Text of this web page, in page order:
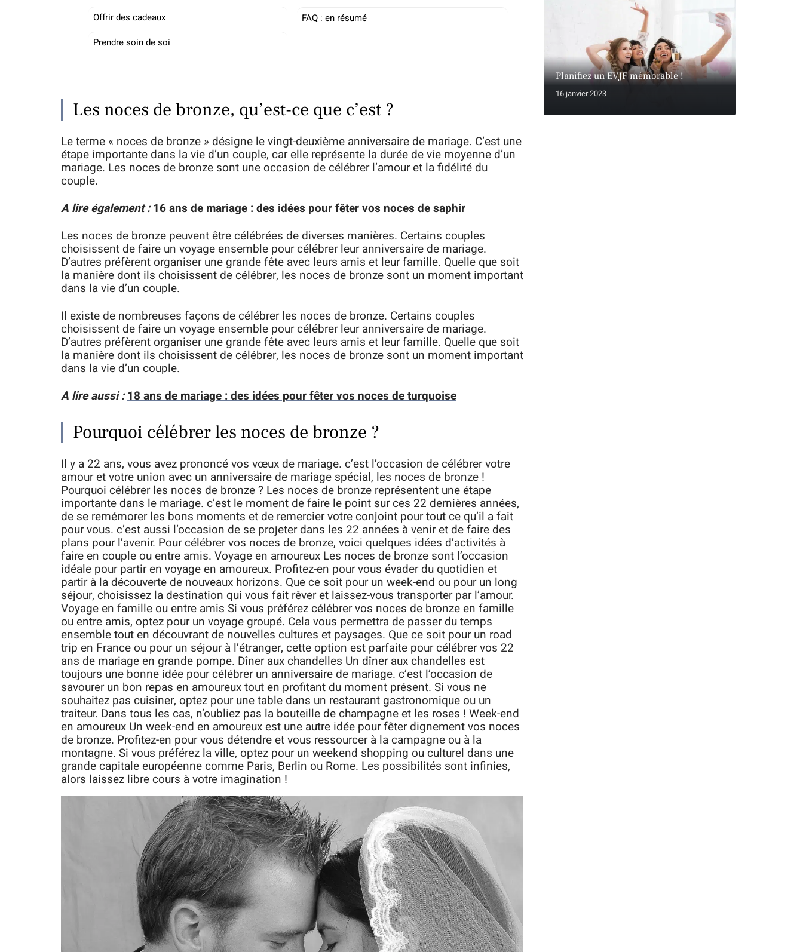
Offrir des cadeaux
Prendre soin de soi
FAQ : en résumé
Les noces de bronze, qu’est-ce que c’est ?
Le terme « noces de bronze » désigne le vingt-deuxième anniversaire de mariage. C’est une
étape importante dans la vie d’un couple, car elle représente la durée de vie moyenne d’un
mariage. Les noces de bronze sont une occasion de célébrer l’amour et la fidélité du
couple.
A lire également :16 ans de mariage : des idées pour fêter vos noces de saphir
Les noces de bronze peuvent être célébrées de diverses manières. Certains couples
choisissent de faire un voyage ensemble pour célébrer leur anniversaire de mariage.
D’autres préfèrent organiser une grande fête avec leurs amis et leur famille. Quelle que soit
la manière dont ils choisissent de célébrer, les noces de bronze sont un moment important
dans la vie d’un couple.
Il existe de nombreuses façons de célébrer les noces de bronze. Certains couples
choisissent de faire un voyage ensemble pour célébrer leur anniversaire de mariage.
D’autres préfèrent organiser une grande fête avec leurs amis et leur famille. Quelle que soit
la manière dont ils choisissent de célébrer, les noces de bronze sont un moment important
dans la vie d’un couple.
A lire aussi :18 ans de mariage : des idées pour fêter vos noces de turquoise
Pourquoi célébrer les noces de bronze ?
Il y a 22 ans, vous avez prononcé vos vœux de mariage. c’est l’occasion de célébrer votre
amour et votre union avec un anniversaire de mariage spécial, les noces de bronze !
Pourquoi célébrer les noces de bronze ? Les noces de bronze représentent une étape
importante dans le mariage. c’est le moment de faire le point sur ces 22 dernières années,
de se remémorer les bons moments et de remercier votre conjoint pour tout ce qu’il a fait
pour vous. c’est aussi l’occasion de se projeter dans les 22 années à venir et de faire des
plans pour l’avenir. Pour célébrer vos noces de bronze, voici quelques idées d’activités à
faire en couple ou entre amis. Voyage en amoureux Les noces de bronze sont l’occasion
idéale pour partir en voyage en amoureux. Profitez-en pour vous évader du quotidien et
partir à la découverte de nouveaux horizons. Que ce soit pour un week-end ou pour un long
séjour, choisissez la destination qui vous fait rêver et laissez-vous transporter par l’amour.
Voyage en famille ou entre amis Si vous préférez célébrer vos noces de bronze en famille
ou entre amis, optez pour un voyage groupé. Cela vous permettra de passer du temps
ensemble tout en découvrant de nouvelles cultures et paysages. Que ce soit pour un road
trip en France ou pour un séjour à l’étranger, cette option est parfaite pour célébrer vos 22
ans de mariage en grande pompe. Dîner aux chandelles Un dîner aux chandelles est
toujours une bonne idée pour célébrer un anniversaire de mariage. c’est l’occasion de
savourer un bon repas en amoureux tout en profitant du moment présent. Si vous ne
souhaitez pas cuisiner, optez pour une table dans un restaurant gastronomique ou un
traiteur. Dans tous les cas, n’oubliez pas la bouteille de champagne et les roses ! Week-end
en amoureux Un week-end en amoureux est une autre idée pour fêter dignement vos noces
de bronze. Profitez-en pour vous détendre et vous ressourcer à la campagne ou à la
montagne. Si vous préférez la ville, optez pour un weekend shopping ou culturel dans une
grande capitale européenne comme Paris, Berlin ou Rome. Les possibilités sont infinies,
alors laissez libre cours à votre imagination !
Planifiez un EVJF mémorable !
16 janvier 2023